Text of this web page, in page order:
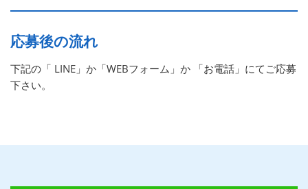
応募後の流れ
下記の「 LINE」か「WEBフォーム」か 「お電話」にてご応募
下さい。